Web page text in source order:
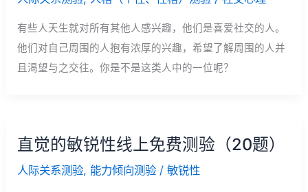
有些人天生就对所有其他人感兴趣，他们是喜爱社交的人。
他们对自己周围的人抱有浓厚的兴趣，希望了解周围的人并
且渴望与之交往。你是不是这类人中的一位呢？
直觉的敏锐性线上免费测验（20题）
人际关系测验, 能力倾向测验 /敏锐性